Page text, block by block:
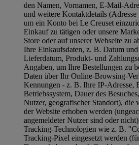
den Namen, Vornamen, E-Mail-
und weitere Kontaktdetails
um ein Konto bei Le Creuset
Einkauf zu tätigen oder unsere
Store oder auf unserer Webseite zu
Ihre Einkaufsdaten, z. B. Datum
Lieferdatum, Produkt- und
Angaben, um Ihre Bestellungen zu
Daten über Ihr Online-Browsing-
Kennungen - z. B. Ihre IP-Adresse,
Betriebssystem, Dauer des
Nutzer, geografischer Standort), die
der Website erhoben werden
angemeldeter Nutzer sind oder
Tracking-Technologien wie z. B.
Tracking-Pixel eingesetzt werden